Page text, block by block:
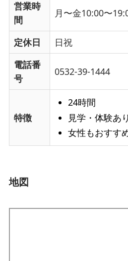
営業時
間
月〜金10:00〜
定休日
日祝
電話番
号
0532-39-1444
特徴
24時間
見学・体験あり
女性もおすす
地図